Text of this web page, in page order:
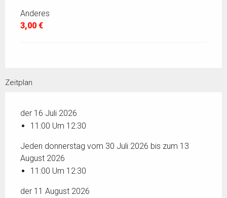
Anderes
3,00 €
Zeitplan
der 16 Juli 2026
11:00 Um 12:30
Jeden donnerstag vom 30 Juli 2026 bis zum 13
August 2026
11:00 Um 12:30
der 11 August 2026